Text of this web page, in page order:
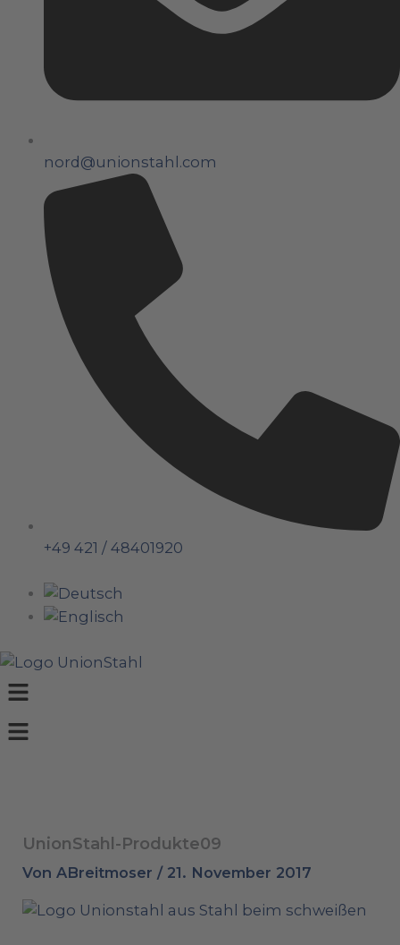
nord@unionstahl.com
+49 421 / 48401920
Menü
UnionStahl-Produkte09
VonABreitmoser / 21. November 2017